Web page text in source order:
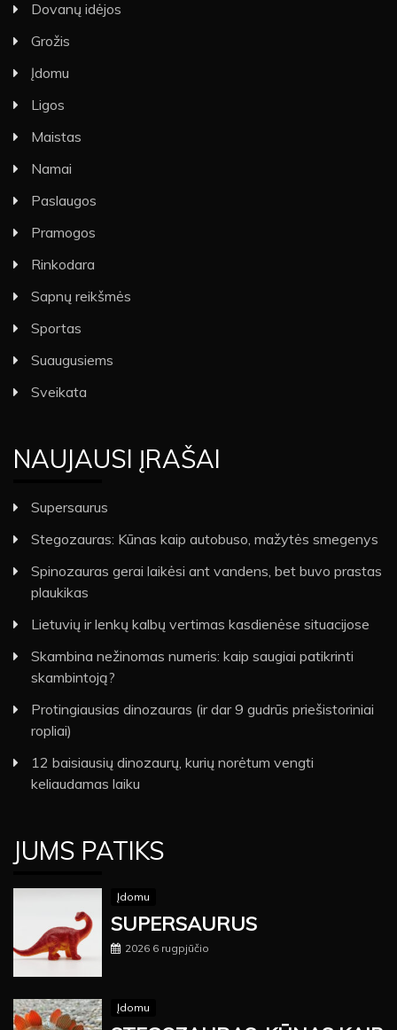
Dovanų idėjos
Grožis
Įdomu
Ligos
Maistas
Namai
Paslaugos
Pramogos
Rinkodara
Sapnų reikšmės
Sportas
Suaugusiems
Sveikata
NAUJAUSI ĮRAŠAI
Supersaurus
Stegozauras: Kūnas kaip autobuso, mažytės smegenys
Spinozauras gerai laikėsi ant vandens, bet buvo prastas
plaukikas
Lietuvių ir lenkų kalbų vertimas kasdienėse situacijose
Skambina nežinomas numeris: kaip saugiai patikrinti
skambintoją?
Protingiausias dinozauras (ir dar 9 gudrūs priešistoriniai
ropliai)
12 baisiausių dinozaurų, kurių norėtum vengti
keliaudamas laiku
JUMS PATIKS
Įdomu
SUPERSAURUS
2026 6 rugpjūčio
Įdomu